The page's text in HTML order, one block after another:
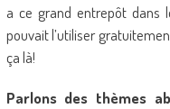
a ce grand entrepôt dans
pouvait l’utiliser
ça là!
Parlons des thèmes